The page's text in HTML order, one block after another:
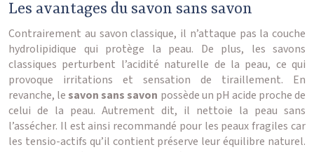
Les avantages du savon sans savon
Contrairement au savon classique, il n’attaque pas la couche
hydrolipidique qui protège la peau. De plus, les savons
classiques perturbent l’acidité naturelle de la peau, ce qui
provoque irritations et sensation de tiraillement. En
revanche, le savon sans savon possède un pH acide proche de
celui de la peau. Autrement dit, il nettoie la peau sans
l’assécher. Il est ainsi recommandé pour les peaux fragiles car
les tensio-actifs qu’il contient préserve leur équilibre naturel.